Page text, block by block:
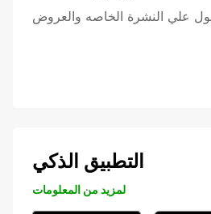
علي النشرة الخاصه والعروض
التطبيق الذكي
لمزيد من المعلومات